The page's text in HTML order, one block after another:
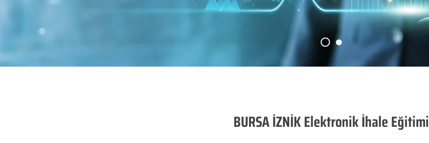
BURSA İZNİK Elektronik İhale Eğitimi